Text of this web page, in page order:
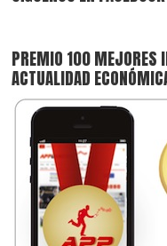
PREMIO 100 MEJORES
ACTUALIDAD